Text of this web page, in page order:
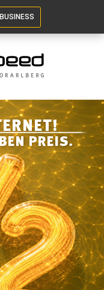
BUSINESS